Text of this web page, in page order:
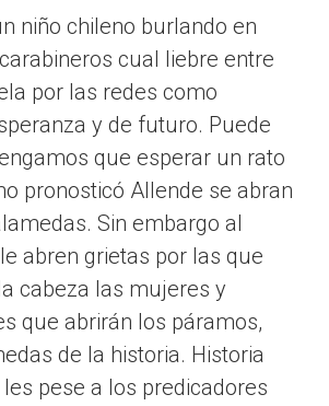
niño chileno burlando en
cual liebre entre
por las redes como
y de futuro. Puede
que esperar un rato
pronosticó Allende se abran
Sin embargo al
abren grietas por las que
cabeza las mujeres y
que abrirán los páramos,
de la historia. Historia
pese a los predicadores